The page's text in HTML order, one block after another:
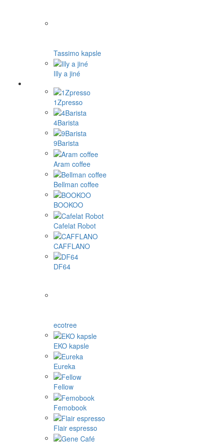
Tassimo kapsle
Illy a jiné
1Zpresso
4Barista
9Barista
Aram coffee
Bellman coffee
BOOKOO
Cafelat Robot
CAFFLANO
DF64
ecotree
EKO kapsle
Eureka
Fellow
Femobook
Flair espresso